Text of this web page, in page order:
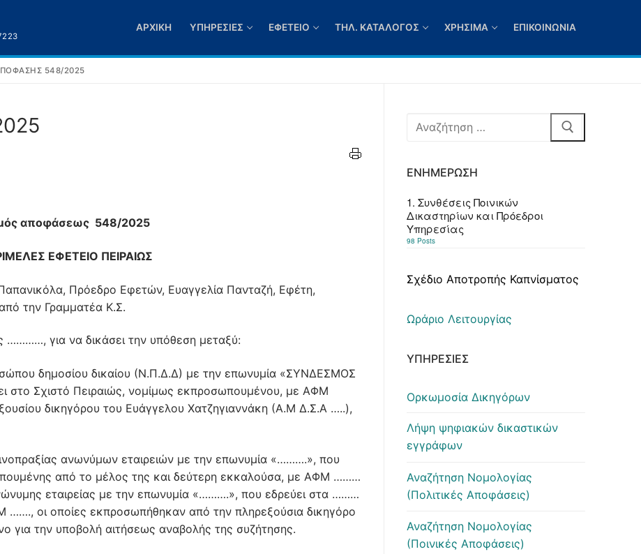
ΑΡΧΙΚΉ ΥΠΗΡΕΣΊΕΣ ΕΦΕΤΕΊΟ ΤΗΛ. ΚΑΤΆΛΟΓΟΣ ΧΡΉΣΙΜΑ ΕΠΙΚΟΙΝΩΝΊΑ
548/2025
αποφάσεως 548/2025
ΕΦΕΤΕΙΟ ΠΕΙΡΑΙΩΣ
Πρόεδρο Εφετών, Ευαγγελία Πανταζή, Εφέτη,
την Γραμματέα Κ.Σ.
…………, για να δικάσει την υπόθεση μεταξύ:
δημοσίου δικαίου (Ν.Π.Δ.Δ) με την επωνυμία «ΣΥΝΔΕΣΜΟΣ
Σχιστό Πειραιώς, νομίμως εκπροσωπουμένου, με ΑΦΜ
δικηγόρου του Ευάγγελου Χατζηγιαννάκη (Α.Μ Δ.Σ.Α …..),
ανωνύμων εταιρειών με την επωνυμία «……….», που
από το μέλος της και δεύτερη εκκαλούσα, με ΑΦΜ ………
εταιρείας με την επωνυμία «……….», που εδρεύει στα ………
οι οποίες εκπροσωπήθηκαν από την πληρεξούσια δικηγόρο
την υποβολή αιτήσεως αναβολής της συζήτησης.
Αναζήτηση
ΕΝΗΜΈΡΩΣΗ
1. Συνθέσεις Ποινικών
Δικαστηρίων και Πρόεδροι
Υπηρεσίας
98 Posts
Σχέδιο Αποτροπής Καπνίσματος
Ωράριο Λειτουργίας
ΥΠΗΡΕΣΊΕΣ
Ορκωμοσία Δικηγόρων
Λήψη ψηφιακών δικαστικών
εγγράφων
Αναζήτηση Νομολογίας
(Πολιτικές Αποφάσεις)
Αναζήτηση Νομολογίας
(Ποινικές Αποφάσεις)